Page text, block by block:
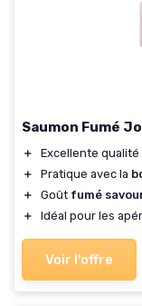
Saumon Fumé
＋ Excellente qualité
＋
Pratique avec la
＋
Goût fumé
＋
Idéal pour les
Voir l'offre